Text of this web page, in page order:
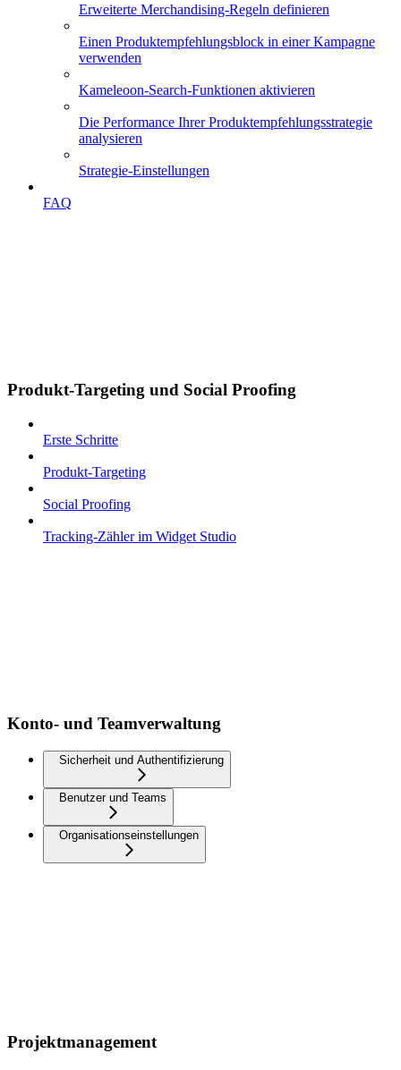
Erweiterte Merchandising-Regeln definieren
Einen Produktempfehlungsblock in einer Kampagne
verwenden
Kameleoon-Search-Funktionen aktivieren
Die Performance Ihrer Produktempfehlungsstrategie
analysieren
Strategie-Einstellungen
FAQ
Produkt-Targeting und Social Proofing
Erste Schritte
Produkt-Targeting
Social Proofing
Tracking-Zähler im Widget Studio
Konto- und Teamverwaltung
Sicherheit und Authentifizierung
Benutzer und Teams
Organisationseinstellungen
Projektmanagement